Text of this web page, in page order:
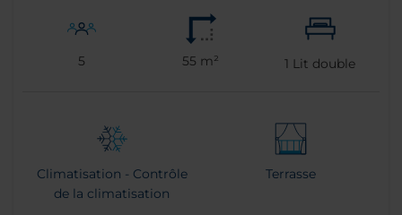
5 55 m² 1 Lit double
Climatisation - Contrôle
de la climatisation
Terrasse